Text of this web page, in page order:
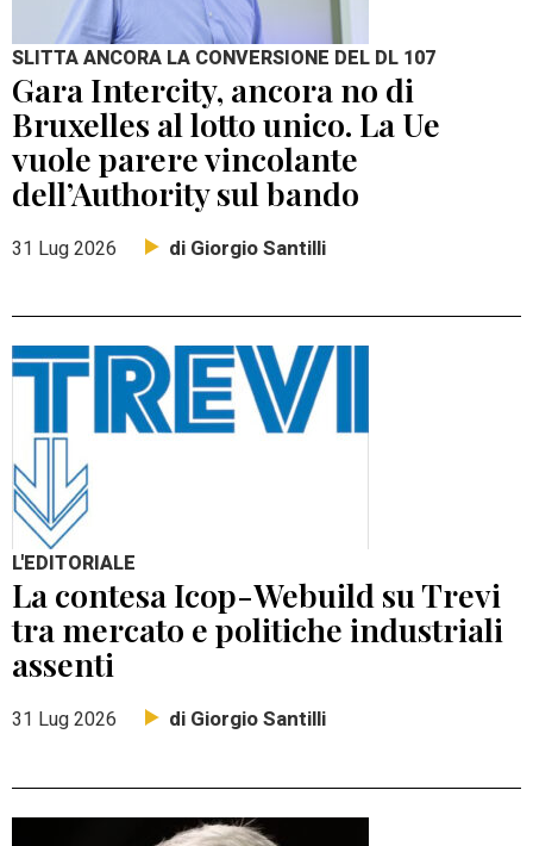
SLITTA ANCORA LA CONVERSIONE DEL DL 107
Gara Intercity, ancora no di
Bruxelles al lotto unico. La Ue
vuole parere vincolante
dell’Authority sul bando
31 Lug 2026 di Giorgio Santilli
L'EDITORIALE
La contesa Icop-Webuild su Trevi
tra mercato e politiche industriali
assenti
31 Lug 2026 di Giorgio Santilli